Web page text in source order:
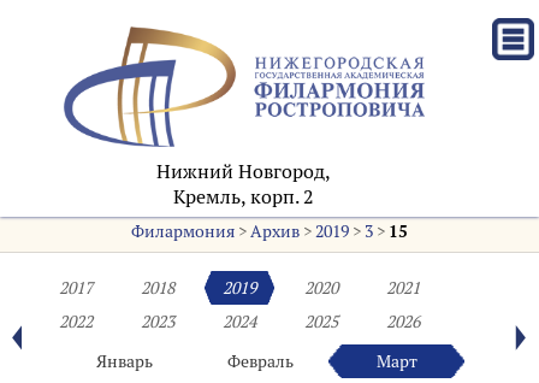
Нижний Новгород,
Кремль, корп. 2
Филармония>Архив>2019> 3> 15
2017 2018 2019 2020
2021
2022
2023 2024 2025
2026
Январь
Февраль
Март